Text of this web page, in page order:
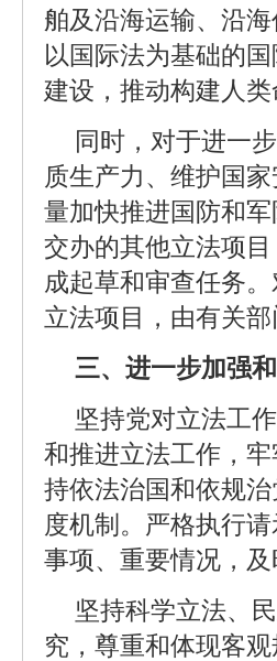
舶及沿海运输、沿
以国际法为基础的
建设，推动构建人
同时，对于进一
质生产力、维护国
量加快推进国防和
交办的其他立法项
成起草和审查任务
立法项目，由有关部
三、进一步加强
坚持党对立法工
和推进立法工作，
持依法治国和依规
度机制。严格执行
事项、重要情况，
坚持科学立法、
究，尊重和体现客